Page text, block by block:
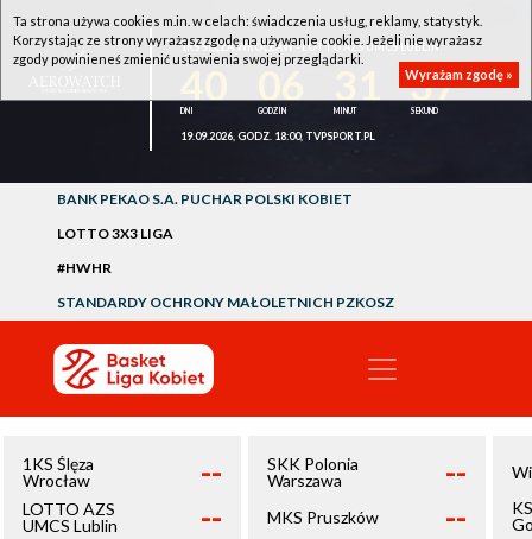
1KS ŚLĘZA WROCŁAW - LOTTO AZS UMCS LUBLIN
37
19.09.2026, GODZ. 18:00, TVPSPORT.PL
BANK PEKAO S.A. PUCHAR POLSKI KOBIET
LOTTO 3X3 LIGA
#HWHR
STANDARDY OCHRONY MAŁOLETNICH PZKOSZ
1KS Ślęza
Wrocław
--
LOTTO AZS
UMCS Lublin
--
SKK Polonia
Warszawa
--
MKS Pruszków --
Ta strona używa cookies m.in. w celach: świadczenia usług, reklamy, statystyk.
Korzystając ze strony wyrażasz zgodę na używanie cookie. Jeżeli nie wyrażasz
zgody powinieneś zmienić ustawienia swojej przeglądarki.
Wyrażam zgodę »